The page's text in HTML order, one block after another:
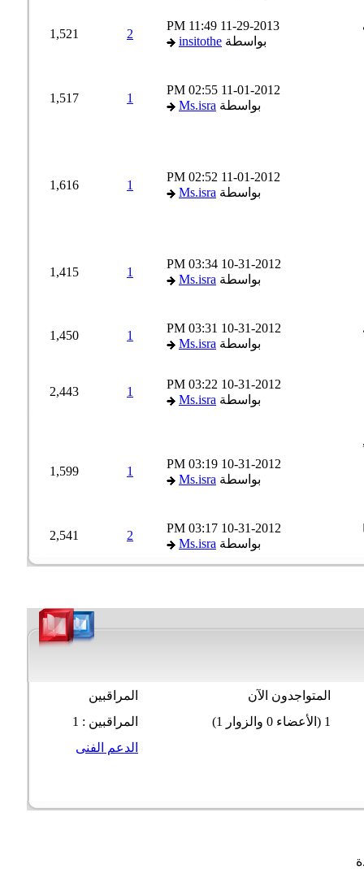
11-29-2013
11:49 PM
بواسطةinsitothe
1,521
11-01-2012
02:55 PM
بواسطةMs.isra
1,517
11-01-2012
02:52 PM
بواسطةMs.isra
1,616
10-31-2012
03:34 PM
بواسطةMs.isra
1,415
10-31-2012
03:31 PM
بواسطةMs.isra
1,450
10-31-2012
03:22 PM
بواسطةMs.isra
2,443
10-31-2012
03:19 PM
بواسطةMs.isra
1,599
10-31-2012
03:17 PM
بواسطةMs.isra
2,541
المتواجدون الآن
المراقبين
المراقبين : 1
الدعم الفنى